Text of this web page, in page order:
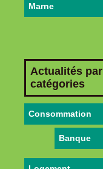
Marne
Actualités par
catégories
Consommation
Banque